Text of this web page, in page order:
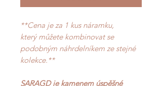
**Cena je za 1 kus náramku,
který můžete kombinovat se
podobným náhrdelníkem ze stejné
kolekce.**
SARAGD je kamenem úspěšné